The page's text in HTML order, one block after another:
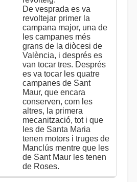
De vesprada es va
revoltejar primer la
campana major, una de
les campanes més
grans de la diòcesi de
València, i després es
van tocar tres. Després
es va tocar les quatre
campanes de Sant
Maur, que encara
conserven, com les
altres, la primera
mecanització, tot i que
les de Santa Maria
tenen motors i truges de
Manclús mentre que les
de Sant Maur les tenen
de Roses.